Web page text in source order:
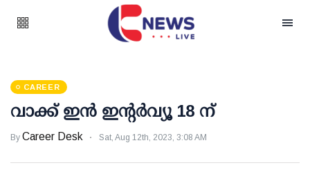
CAREER
വാക്ക് ഇന്‍ ഇന്റര്‍വ്യൂ 18 ന്
By Career Desk Sat, Aug 12th, 2023, 3:08 AM